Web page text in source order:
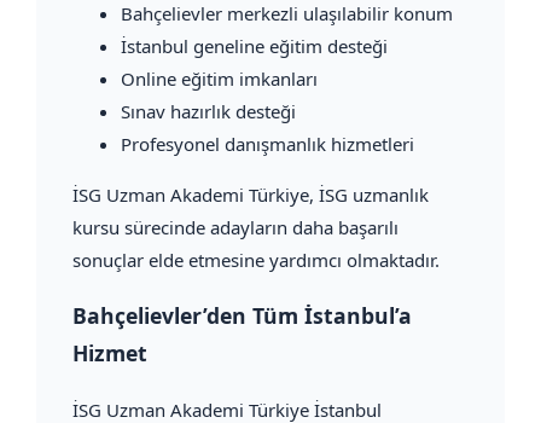
Bahçelievler merkezli ulaşılabilir konum
İstanbul geneline eğitim desteği
Online eğitim imkanları
Sınav hazırlık desteği
Profesyonel danışmanlık hizmetleri
İSG Uzman Akademi Türkiye, İSG uzmanlık
kursu sürecinde adayların daha başarılı
sonuçlar elde etmesine yardımcı olmaktadır.
Bahçelievler’den Tüm İstanbul’a
Hizmet
İSG Uzman Akademi Türkiye İstanbul